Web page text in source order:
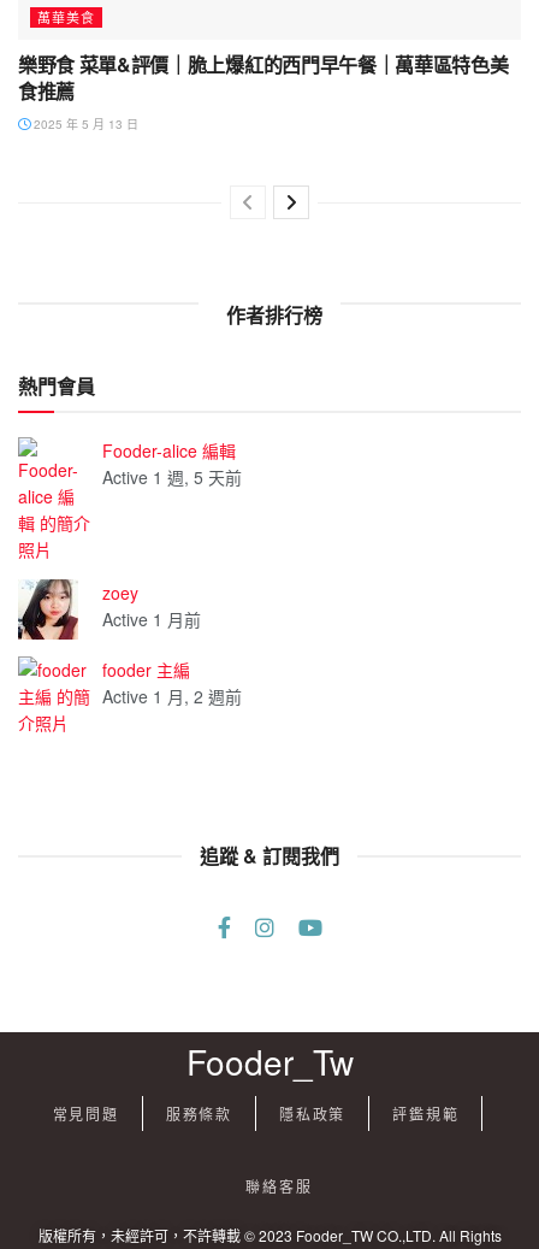
萬華美食
樂野食 菜單&評價｜脆上爆紅的西門早午餐｜萬華區特色美
食推薦
2025 年 5 月 13 日
作者排行榜
熱門會員
Fooder-alice 編輯
Active 1 週, 5 天前
zoey
Active 1 月前
fooder 主編
Active 1 月, 2 週前
追蹤 & 訂閱我們
Fooder_Tw
常見問題 服務條款 隱私政策 評鑑規範
聯絡客服
版權所有，未經許可，不許轉載 © 2023 Fooder_TW CO.,LTD. All Rights